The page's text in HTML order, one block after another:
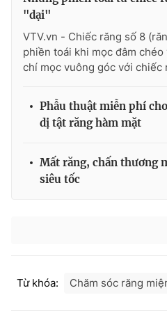
Thị trường 24h
VTV9
Liên hệ tòa soạn
"dại"
VTV.vn - Chiếc răng số 8
phiền toái khi mọc đâm chéo
chí mọc vuông góc với chiếc
Phẫu thuật miễn phí
dị tật răng hàm mặt
Mất răng, chấn thương
siêu tốc
Từ khóa: Chăm sóc răng